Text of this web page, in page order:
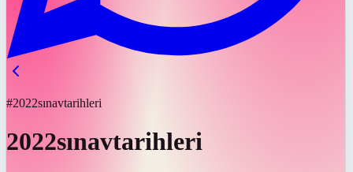
#2022sınavtarihleri
2022sınavtarihleri